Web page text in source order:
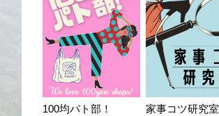
100均パト部！ 家事コツ研究室